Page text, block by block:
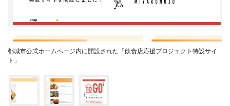
都城市公式ホームページ内に開設された「飲食店応援プロジェクト特設サイ
ト」